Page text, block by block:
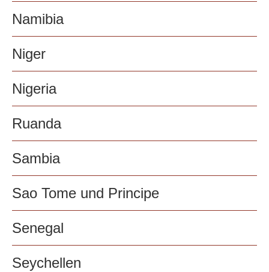
Namibia
Niger
Nigeria
Ruanda
Sambia
Sao Tome und Principe
Senegal
Seychellen